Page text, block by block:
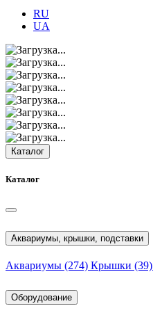
RU
UA
Каталог
Каталог
Аквариумы, крышки, подставки
Аквариумы (274) Крышки (39)
Оборудование